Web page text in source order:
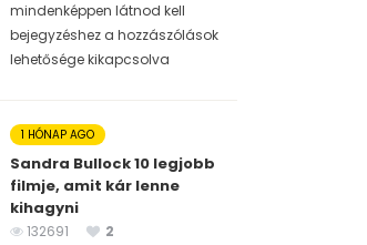
mindenképpen látnod kell
bejegyzéshez a hozzászólások
lehetősége kikapcsolva
1 HÓNAP AGO
Sandra Bullock 10 legjobb
filmje, amit kár lenne
kihagyni
132691
2